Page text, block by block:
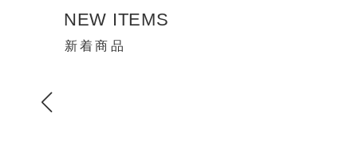
NEW ITEMS
新着商品